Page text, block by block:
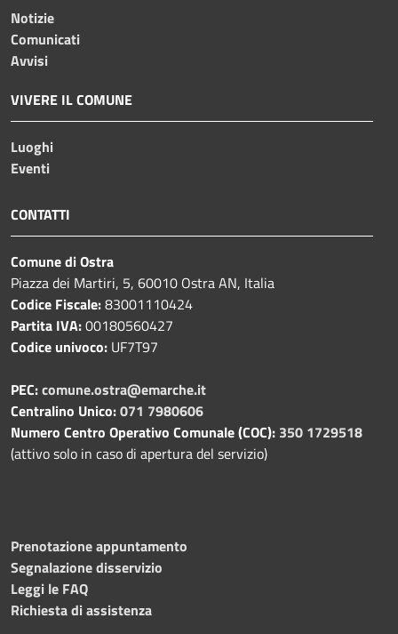
Notizie
Comunicati
Avvisi
VIVERE IL COMUNE
Luoghi
Eventi
CONTATTI
Comune di Ostra
Piazza dei Martiri, 5, 60010 Ostra AN, Italia
Codice Fiscale:83001110424
Partita IVA:00180560427
Codice univoco: UF7T97
PEC:comune.ostra@emarche.it
Centralino Unico:071 7980606
Numero Centro Operativo Comunale (COC): 350 1729518
(attivo solo in caso di apertura del servizio)
Prenotazione appuntamento
Segnalazione disservizio
Leggi le FAQ
Richiesta di assistenza